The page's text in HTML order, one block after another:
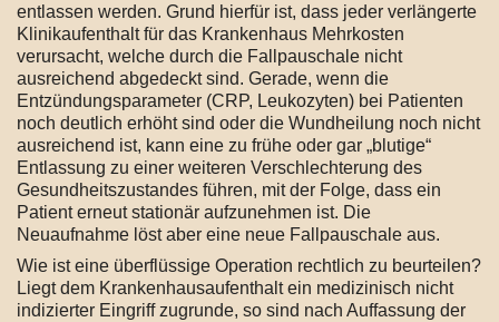
entlassen werden. Grund hierfür ist, dass jeder verlängerte
Klinikaufenthalt für das Krankenhaus Mehrkosten
verursacht, welche durch die Fallpauschale nicht
ausreichend abgedeckt sind. Gerade, wenn die
Entzündungsparameter (CRP, Leukozyten) bei Patienten
noch deutlich erhöht sind oder die Wundheilung noch nicht
ausreichend ist, kann eine zu frühe oder gar „blutige“
Entlassung zu einer weiteren Verschlechterung des
Gesundheitszustandes führen, mit der Folge, dass ein
Patient erneut stationär aufzunehmen ist. Die
Neuaufnahme löst aber eine neue Fallpauschale aus.
Wie ist eine überflüssige Operation rechtlich zu beurteilen?
Liegt dem Krankenhausaufenthalt ein medizinisch nicht
indizierter Eingriff zugrunde, so sind nach Auffassung der